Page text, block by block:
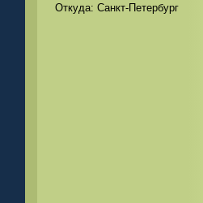
Откуда: Санкт-Петербург